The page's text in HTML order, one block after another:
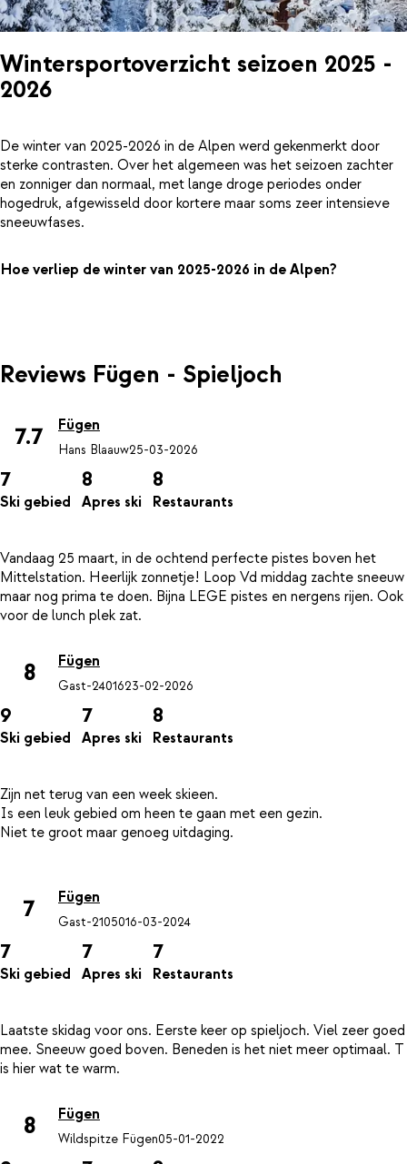
Wintersportoverzicht seizoen 2025 -
2026
De winter van 2025-2026 in de Alpen werd gekenmerkt door
sterke contrasten. Over het algemeen was het seizoen zachter
en zonniger dan normaal, met lange droge periodes onder
hogedruk, afgewisseld door kortere maar soms zeer intensieve
sneeuwfases.
Hoe verliep de winter van 2025-2026 in de Alpen?
Reviews Fügen - Spieljoch
7.7 Fügen
Hans Blaauw25-03-2026
7
Ski gebied
8
Apres ski
8
Restaurants
Vandaag 25 maart, in de ochtend perfecte pistes boven het
Mittelstation. Heerlijk zonnetje! Loop Vd middag zachte sneeuw
maar nog prima te doen. Bijna LEGE pistes en nergens rijen. Ook
8 Fügen
Gast-2401623-02-2026
9
Ski gebied
7
Apres ski
8
Restaurants
Zijn net terug van een week skieen.
Is een leuk gebied om heen te gaan met een gezin.
Niet te groot maar genoeg uitdaging.
7 Fügen
Gast-2105016-03-2024
7
Ski gebied
7
Apres ski
7
Restaurants
Laatste skidag voor ons. Eerste keer op spieljoch. Viel zeer goed
mee. Sneeuw goed boven. Beneden is het niet meer optimaal. T
8 Fügen
Wildspitze Fügen05-01-2022